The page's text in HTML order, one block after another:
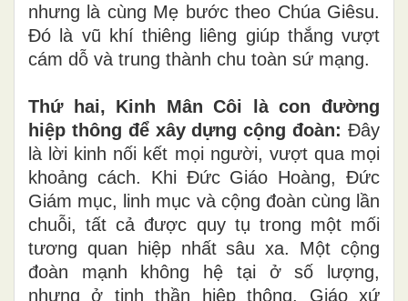
nhưng là cùng Mẹ bước theo Chúa Giêsu.
Đó là vũ khí thiêng liêng giúp thắng vượt
cám dỗ và trung thành chu toàn sứ mạng.
Thứ hai, Kinh Mân Côi là con đường
hiệp thông để xây dựng cộng đoàn: Đây
là lời kinh nối kết mọi người, vượt qua mọi
khoảng cách. Khi Đức Giáo Hoàng, Đức
Giám mục, linh mục và cộng đoàn cùng lần
chuỗi, tất cả được quy tụ trong một mối
tương quan hiệp nhất sâu xa. Một cộng
đoàn mạnh không hệ tại ở số lượng,
nhưng ở tinh thần hiệp thông. Giáo xứ